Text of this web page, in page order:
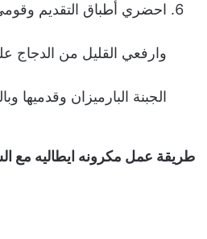
احضري أطباق التقديم
وارفعي القليل من الدجاج
الجبنة البارميزان وقدميها
طريقة عمل مكرونه ايطاليه مع